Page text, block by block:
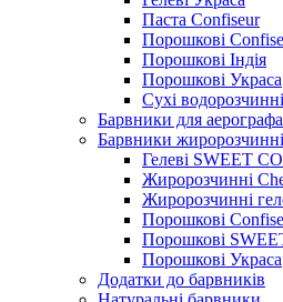
Паста Confiseur
Порошкові
Порошкові Індія
Порошкові Украса
Сухі
Барвники для аерографа
Барвники жиророзчинні
Гелеві SWEET
Жиророзчинні
Жиророзчинні
Порошкові
Порошкові
Порошкові Украса
Додатки до барвників